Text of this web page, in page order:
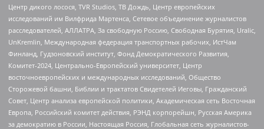
Центр дикого лосося, TVR Studios, ТВ Дождь, Центр европейских
исследований им Вилфрида Мартенса, Сетевое объединение журналистов
расследователей, АЛЛАТРА, За свободную Россию, Свободная Бурятия, Uralic,
UnKremlin, Международная федерация транспортных рабочих, ИстЧам
Финланд, Гудзоновский институт, Фонд Демократического Развития,
Комитет-2024, Центрально-Европейский университет, Центр
восточноевропейских и международных исследований, Общество
Сторожевой башни, Библии и трактатов Свидетелей Иеговы, Гражданский
Совет, Центр анализа европейской политики, Академическая сеть Восточная
Европа, Российский комитет действия, РЭНД корпорейшн, Русская Америка
за демократию в России, Настоящая Россия, Глобальная сеть журналистов-